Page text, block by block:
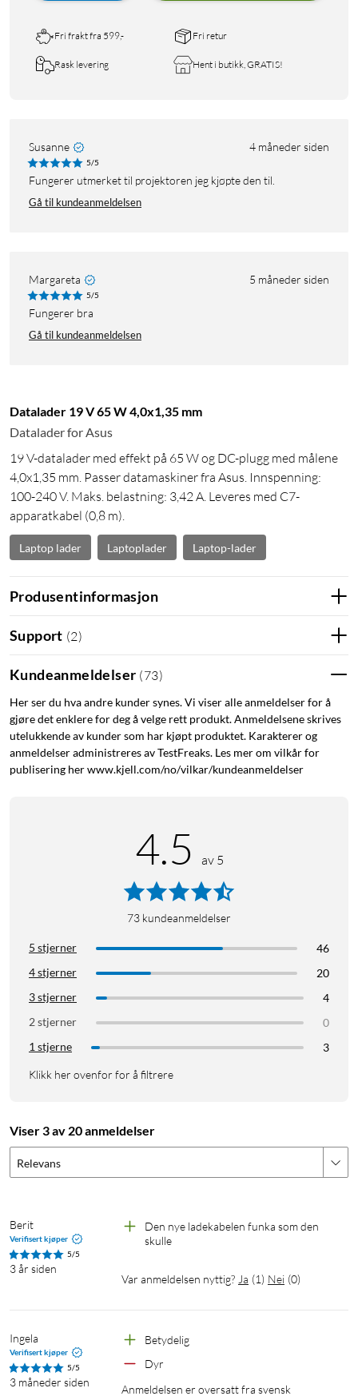
Fri frakt fra 599,- Fri retur
Rask levering Hent i butikk, GRATIS!
Susanne 4 måneder siden
5/5
Fungerer utmerket til projektoren jeg kjøpte den til.
Gå til kundeanmeldelsen
Margareta 5 måneder siden
5/5
Fungerer bra
Gå til kundeanmeldelsen
Datalader 19 V 65 W 4,0x1,35 mm
Datalader for Asus
19 V-datalader med effekt på 65 W og DC-plugg med målene
4,0x1,35 mm. Passer datamaskiner fra Asus. Innspenning:
100-240 V. Maks. belastning: 3,42 A. Leveres med C7-
apparatkabel (0,8 m).
Laptop lader Laptoplader Laptop-lader
Produsentinformasjon
Support (2)
Kundeanmeldelser (73)
Her ser du hva andre kunder synes. Vi viser alle anmeldelser for å
gjøre det enklere for deg å velge rett produkt. Anmeldelsene skrives
utelukkende av kunder som har kjøpt produktet. Karakterer og
anmeldelser administreres av TestFreaks. Les mer om vilkår for
publisering her www.kjell.com/no/vilkar/kundeanmeldelser
4.5 av 5
73 kundeanmeldelser
5 stjerner
46
4 stjerner
20
3 stjerner
4
2 stjerner
0
1 stjerne
3
Klikk her ovenfor for å filtrere
Viser 3 av 20 anmeldelser
Relevans
Berit
Verifisert kjøper
5/5
3 år siden
Den nye ladekabelen funka som den
skulle
Var anmeldelsen nyttig? Ja (1) Nei (0)
Ingela
Verifisert kjøper
5/5
3 måneder siden
Betydelig
Dyr
Anmeldelsen er oversatt fra svensk